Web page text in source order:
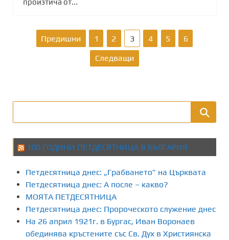
произтича от...
д
е
л
н
е
н
Предишни 1 2 3 4 5 6
Следващи
100 ГОДИНИ ПЕТДЕСЯТНИЦА В БЪЛГАРИЯ
Петдесятница днес: „Грабването” на Църквата
Петдесятница днес: А после – какво?
МОЯТА ПЕТДЕСЯТНИЦА
Петдесятница днес: Пророческото служение днес
На 26 април 1921г. в Бургас, Иван Воронаев
обединява кръстените със Св. Дух в Християнска